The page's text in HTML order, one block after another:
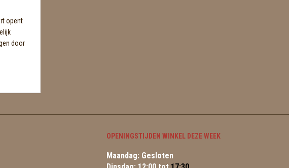
opent
door
OPENINGSTIJDEN WINKEL DEZE WEEK
Maandag: Gesloten